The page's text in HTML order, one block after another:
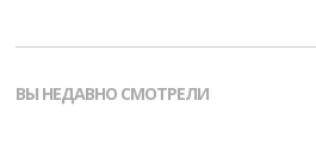
ВЫ НЕДАВНО СМОТРЕЛИ